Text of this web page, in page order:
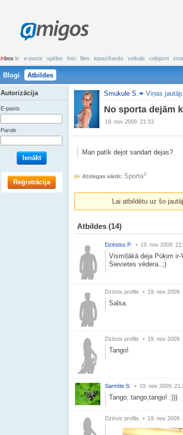
amigos
inbox .lv e-pasts spēles foto files iepazīšanās veikals ceļojumi
Blogi Atbildes
Smukule S. Viņas
No sporta dejām
19. nov 2009. 21:33
Man patīk dejot sandart dejas?
Atslegas vārdi: Sporta0
Lai atbildētu uz šo
Atbildes (14)
Dzēstss P. 19. nov 2009.
Vismīļākā deja Pūķim ir-
Sievietes vēdera..;)
Dzēsts profils 19. nov 2009.
Salsa.
Dzēsts profils 19. nov 2009.
Tango!
Sarmīte S. 19. nov 2009.
Tango, tango,tango! :)))
Dzēsts profils 19. nov 2009.
Autorizācija
E-pasts
Parole
Ienākt
Reģistrācija